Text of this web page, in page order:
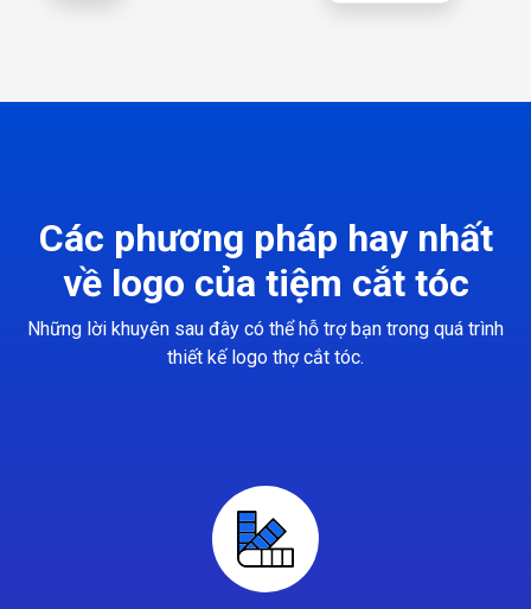
Các phương pháp hay nhất
về logo của tiệm cắt tóc
Những lời khuyên sau đây có thể hỗ trợ bạn trong quá trình
thiết kế logo thợ cắt tóc.